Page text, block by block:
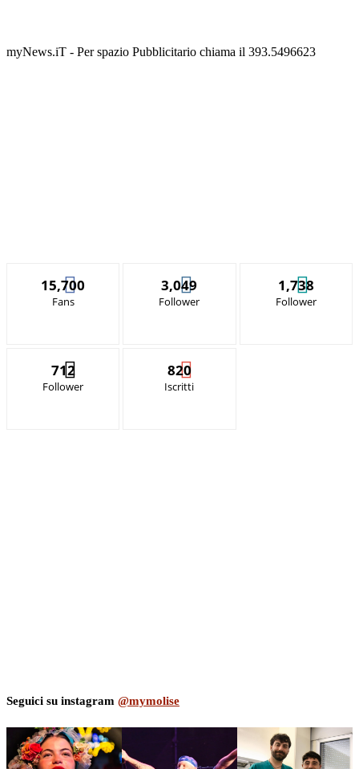
myNews.iT - Per spazio Pubblicitario chiama il 393.5496623
15,700
Fans
3,049
Follower
1,738
Follower
712
Follower
820
Iscritti
Seguici su instagram @mymolise